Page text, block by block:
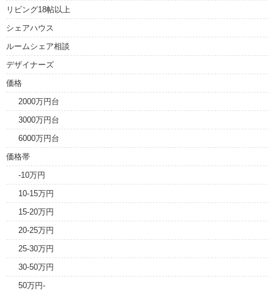
リビング18帖以上
シェアハウス
ルームシェア相談
デザイナーズ
価格
2000万円台
3000万円台
6000万円台
価格帯
-10万円
10-15万円
15-20万円
20-25万円
25-30万円
30-50万円
50万円-